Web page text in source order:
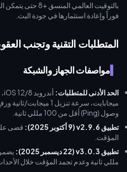
بالتوقيت العالمي
فوراً وإعادة استثمارها في جودة البث.
المتطلبات التقنية وتجنب
مواصفات الجهاز والشبكة
الحد الأدنى للمتطلبات:
وصول (Ping) أقل من 100 مللي ثانية.
تطبيق v2.9.6 (9 أكتوبر 2025):
المؤقت.
تطبيق v3.0.3 (22 ديسمبر 2025):
مللي ثانية وعدم تجمد المؤقت خلال